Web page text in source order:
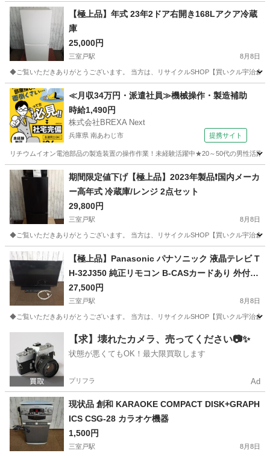
【極上品】年式 23年2ドア右開き168Lアクア冷蔵
庫
25,000円
三室戸駅 8月8日
◆ご覧いただきありがとうございます。 当方は、リサイクルSHOP【買いクル宇治
京都 宇治市 三室戸駅 キッチン家電 ドア
≪月収34万円・派遣社員≫機械操作・製造補助
時給1,490円
株式会社BREXA Next
兵庫県 南あわじ市 提携サイト
リチウムイオン電池部品の製造装置の操作作業！未経験活躍中★20～50代の男性活
兵庫 南あわじ市 その他
期間限定値下げ【極上品】2023年製品❗国内メーカ
ー高年式 冷蔵庫/レンジ 2点セット
29,800円
三室戸駅 8月8日
◆ご覧いただきありがとうございます。 当方は、リサイクルSHOP【買いクル宇治倉
京都 宇治市 三室戸駅
【極上品】Panasonic パナソニック 液晶テレビ T
H-32J350 純正リモコン B-CASカードあり 外付け
27,500円
三室戸駅 8月8日
◆ご覧いただきありがとうございます。 当方は、リサイクルSHOP【買いクル宇治倉
三室戸駅 テレビ
【求】壊れたカメラ、売ってください📷✨
状態が悪くてもOK！最大限買取します
プリフラ Ad
現状品 創和 KARAOKE COMPACT DISK+GRAPH
ICS CSG-28 カラオケ機器
1,500円
三室戸駅 8月8日